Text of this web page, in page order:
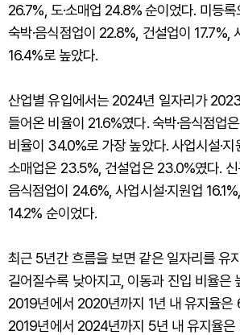
26.7%, 도·소매업 24.8% 순이었다. 미등
숙박·음식점업이 22.8%, 건설업이 17.7%,
16.4%로 높았다.
산업별 유입에서는 2024년 일자리가
들어온 비율이 21.6%였다. 숙박·음식점업
비율이 34.0%로 가장 높았다. 사업시설·지
소매업은 23.5%, 건설업은 23.0%였다. 신
음식점업이 24.6%, 사업시설·지원업
14.2% 순이었다.
최근 5년간 흐름을 보면 같은 일자리를 유
길어질수록 낮아지고, 이동과 진입 비율은
2019년에서 2020년까지 1년 내 유지율은
2019년에서 2024년까지 5년 내 유지율